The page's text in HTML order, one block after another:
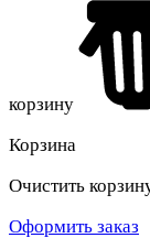
корзину
Корзина
Очистить
Оформить заказ